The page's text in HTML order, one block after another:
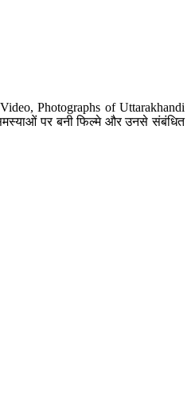
Photographs of Uttarakhandi
पर बनी फिल्मे और उनसे संबंधित